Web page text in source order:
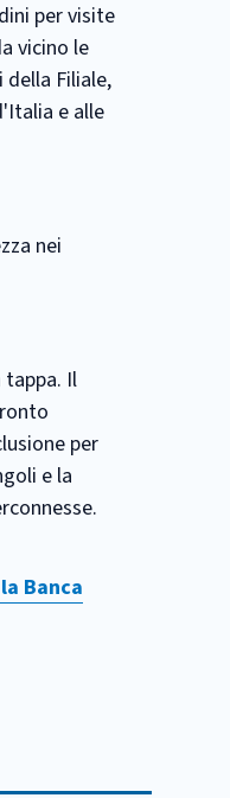
per visite
vicino le
della Filiale,
e alle
nei
tappa. Il
per
e la
Banca